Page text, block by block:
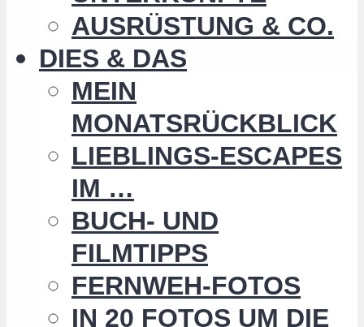
AUSRÜSTUNG & CO.
DIES & DAS
MEIN
MONATSRÜCKBLICK
LIEBLINGS-ESCAPES
IM …
BUCH- UND
FILMTIPPS
FERNWEH-FOTOS
IN 20 FOTOS UM DIE